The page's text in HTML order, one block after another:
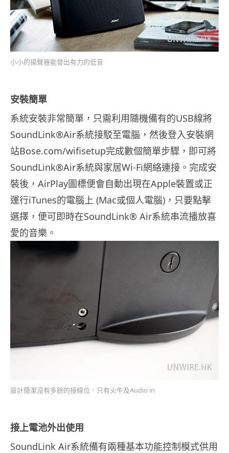
小小的揚聲器能發出有力的低音
安裝簡單
系統安裝非常簡單，只需利用隨機備有的USB線將
SoundLink®Air系統接駁至電腦，然後登入安裝網
站Bose.com/wifisetup完成數個簡單步驟，即可將
SoundLink®Air系統與家居Wi-Fi網絡連接。完成安
裝後，AirPlay圖標便會自動出現在Apple裝置或正
運行iTunes的電腦上 (Mac或個人電腦)，只要點擊
選擇，便可即時在SoundLink® Air系統串流播放喜
愛的音樂。
設計簡潔沒有多餘的接線位．只有火牛及Audio in
接上電池外出使用
SoundLink Air系統備有兩種基本功能控制模式供用